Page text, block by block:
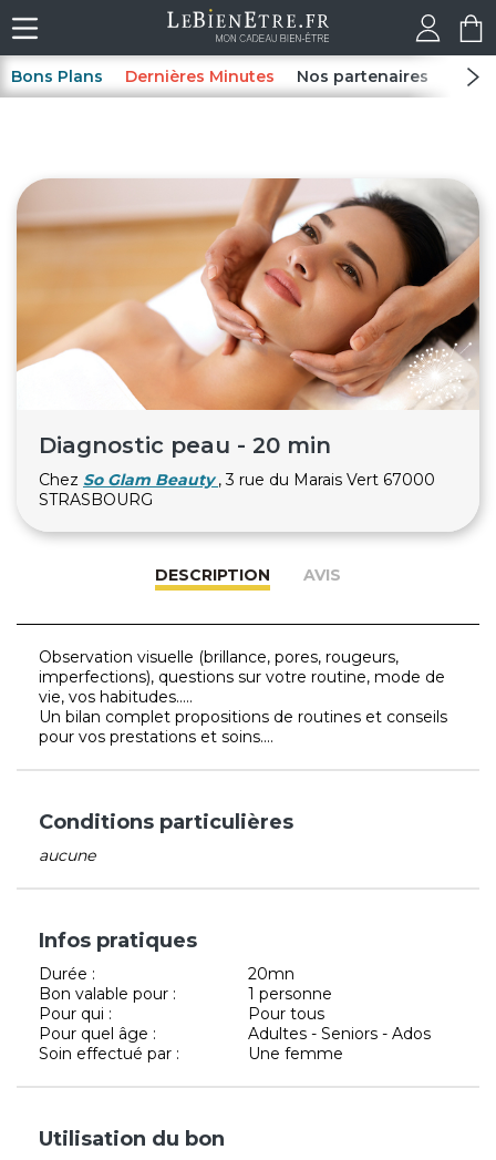
Bons Plans Dernières Minutes Nos partenaires Spas
Diagnostic peau - 20 min
Chez So Glam Beauty , 3 rue du Marais Vert 67000
STRASBOURG
DESCRIPTION AVIS
Observation visuelle (brillance, pores, rougeurs,
imperfections), questions sur votre routine, mode de
vie, vos habitudes.....
Un bilan complet propositions de routines et conseils
pour vos prestations et soins....
Conditions particulières
aucune
Infos pratiques
Durée :
20mn
Bon valable pour :
1 personne
Pour qui :
Pour tous
Pour quel âge :
Adultes - Seniors - Ados
Soin effectué par :
Une femme
Utilisation du bon